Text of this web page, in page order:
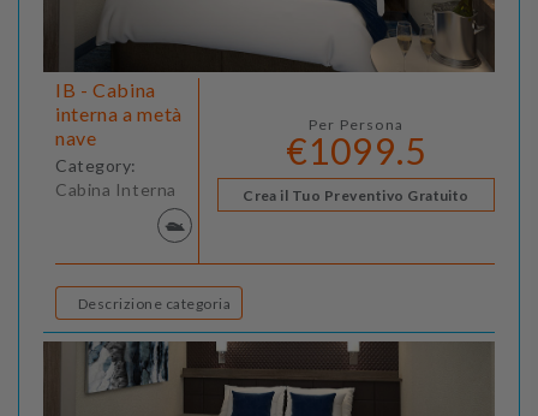
IB - Cabina
interna a metà
nave
Category:
Cabina Interna
Per Persona
€1099.5
Crea il Tuo Preventivo Gratuito
Descrizione categoria